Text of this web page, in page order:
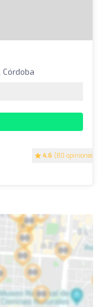
4.6 (80 opiniones)
Córdoba